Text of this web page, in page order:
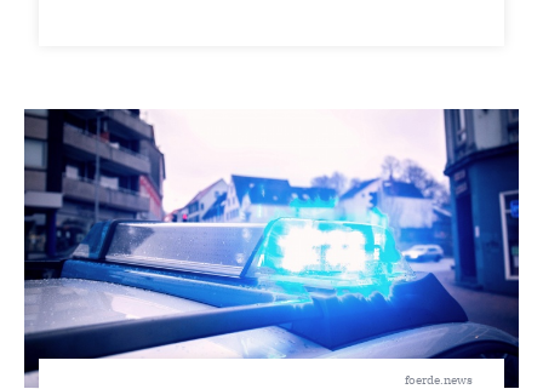
foerde.news